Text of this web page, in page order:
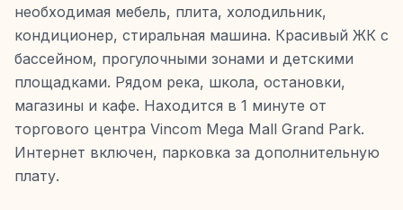
необходимая мебель, плита, холодильник,
кондиционер, стиральная машина. Красивый ЖК с
бассейном, прогулочными зонами и детскими
площадками. Рядом река, школа, остановки,
магазины и кафе. Находится в 1 минуте от
торгового центра Vincom Mega Mall Grand Park.
Интернет включен, парковка за дополнительную
плату.